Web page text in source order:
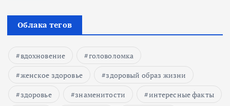
Облака тегов
вдохновение
головоломка
женское здоровье
здоровый образ жизни
здоровье
знаменитости
интересные факты